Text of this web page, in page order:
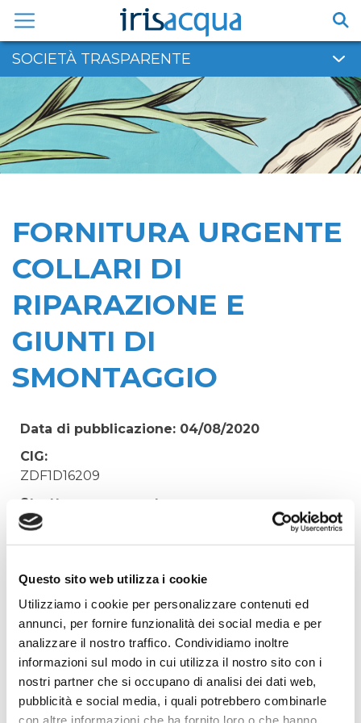
Questo sito web utilizza i cookie
Utilizziamo i cookie per personalizzare contenuti ed
annunci, per fornire funzionalità dei social media e per
analizzare il nostro traffico. Condividiamo inoltre
informazioni sul modo in cui utilizza il nostro sito con i
nostri partner che si occupano di analisi dei dati web,
pubblicità e social media, i quali potrebbero combinarle
con altre informazioni che ha fornito loro o che hanno
contenuto
SOCIETÀ TRASPARENTE
FORNITURA URGENTE
COLLARI DI
RIPARAZIONE E
GIUNTI DI
SMONTAGGIO
Data di pubblicazione: 04/08/2020
CIG:
ZDF1D16209
Struttura proponente:
'Irisacqua srl P.I./C.F. 01070220312. - Ufficio
Tecnico
FORNITURA URGENTE COLLARI DI
RIPARAZIONE E GIUNTI DI SMONTAGGIO
Elenco operatori invitati:
Codice Fiscale:
Procedura di scelta:
Affidamento ai sensi del Regolamento Generale